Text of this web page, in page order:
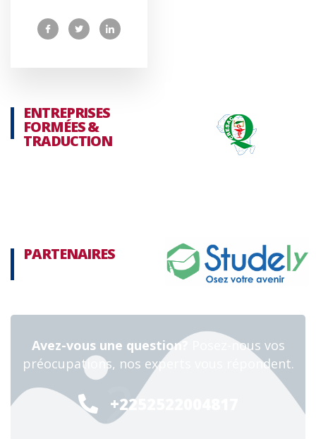
ENTREPRISES
FORMÉES &
TRADUCTION
PARTENAIRES
Avez-vous une question?
Posez-nous vos
préocupations, nos experts vous répondent.
+2252522004817
24/7